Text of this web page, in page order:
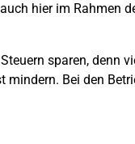
hier im Rahmen
sparen, denn
mindern. Bei den